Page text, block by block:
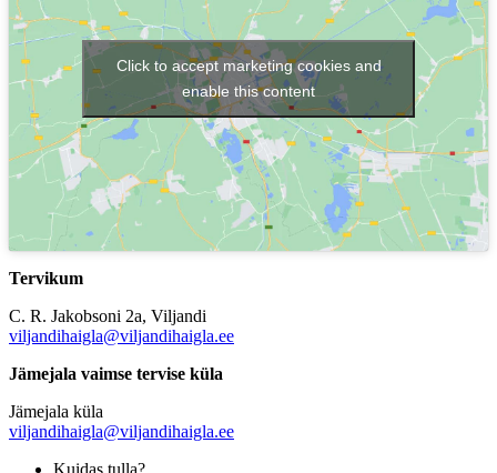
Click to accept marketing cookies and
enable this content
Tervikum
C. R. Jakobsoni 2a, Viljandi
viljandihaigla@viljandihaigla.ee
Jämejala vaimse tervise küla
Jämejala küla
viljandihaigla@viljandihaigla.ee
Kuidas tulla?